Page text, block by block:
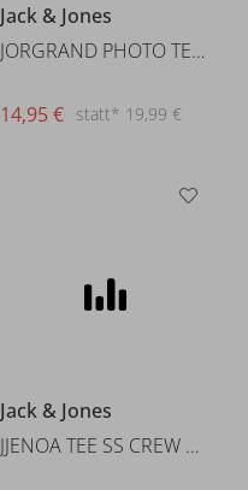
Jack & Jones
JORGRAND PHOTO TEE SS CN
statt* 19,99 €
14,95 €
Jack & Jones
JJENOA TEE SS CREW NECK NOOS